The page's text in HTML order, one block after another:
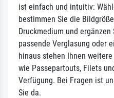
ist einfach und intuitiv:
bestimmen Sie die
Druckmedium und
passende Verglasung oder
hinaus stehen Ihnen
wie Passepartouts, Filets
Verfügung. Bei Fragen ist
Sie da.